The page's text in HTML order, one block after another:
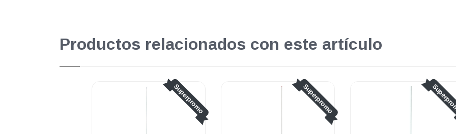
Productos relacionados con este artículo
Superpromo Superpromo